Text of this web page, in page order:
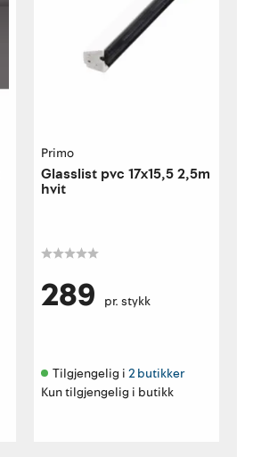
Primo
Glasslist pvc 17x15,5 2,5m
hvit
289 pr. stykk
Tilgjengelig i 2 butikker
Kun tilgjengelig i butikk